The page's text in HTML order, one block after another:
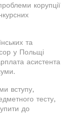
корупції
та
у Польщі
асистента
вступу,
тесту,
до